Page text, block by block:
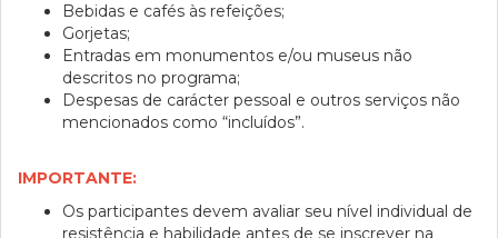
Bebidas e cafés às refeições;
Gorjetas;
Entradas em monumentos e/ou museus não
descritos no programa;
Despesas de carácter pessoal e outros serviços não
mencionados como “incluídos”.
IMPORTANTE:
Os participantes devem avaliar seu nível individual de
resistência e habilidade antes de se inscrever na